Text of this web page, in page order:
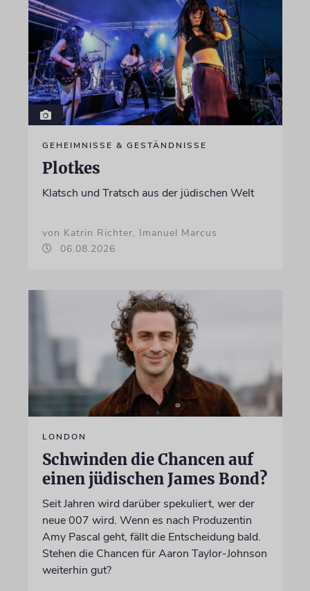
GEHEIMNISSE & GESTÄNDNISSE
Plotkes
Klatsch und Tratsch aus der jüdischen Welt
von Katrin Richter, Imanuel Marcus
06.08.2026
LONDON
Schwinden die Chancen auf
einen jüdischen James Bond?
Seit Jahren wird darüber spekuliert, wer der
neue 007 wird. Wenn es nach Produzentin
Amy Pascal geht, fällt die Entscheidung bald.
Stehen die Chancen für Aaron Taylor-Johnson
weiterhin gut?